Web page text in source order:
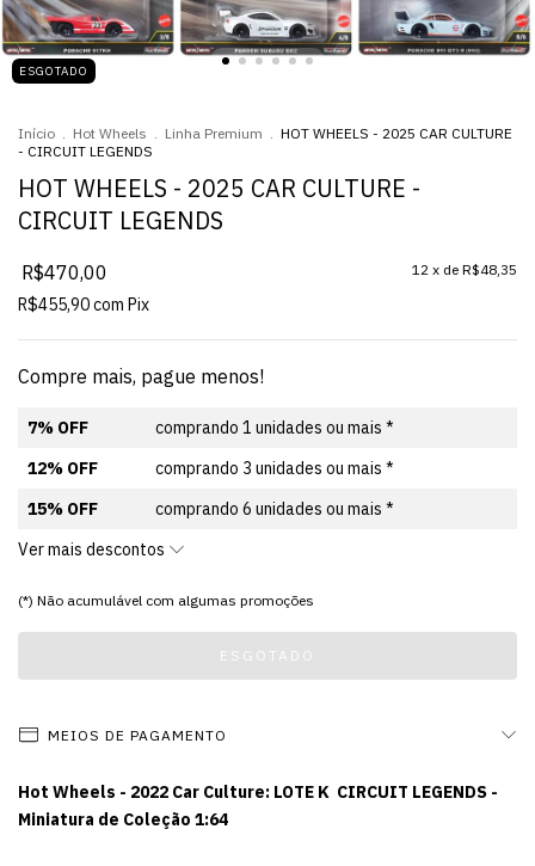
ESGOTADO
Início . Hot Wheels . Linha Premium . HOT WHEELS - 2025 CAR CULTURE
- CIRCUIT LEGENDS
HOT WHEELS - 2025 CAR CULTURE -
CIRCUIT LEGENDS
R$470,00 12 x de R$48,35
R$455,90com Pix
Compre mais, pague menos!
7% OFF
comprando 1 unidades ou mais *
12% OFF
comprando 3 unidades ou mais *
15% OFF
comprando 6 unidades ou mais *
Ver mais descontos
(*) Não acumulável com algumas promoções
MEIOS DE PAGAMENTO
Hot Wheels - 2022 Car Culture: LOTE K CIRCUIT LEGENDS -
Miniatura de Coleção 1:64